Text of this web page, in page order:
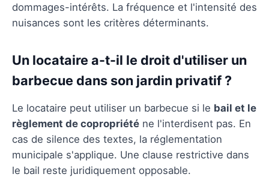
dommages-intérêts. La fréquence et l'intensité des
nuisances sont les critères déterminants.
Un locataire a-t-il le droit d'utiliser un
barbecue dans son jardin privatif ?
Le locataire peut utiliser un barbecue si le bail et le
règlement de copropriété ne l'interdisent pas. En
cas de silence des textes, la réglementation
municipale s'applique. Une clause restrictive dans
le bail reste juridiquement opposable.